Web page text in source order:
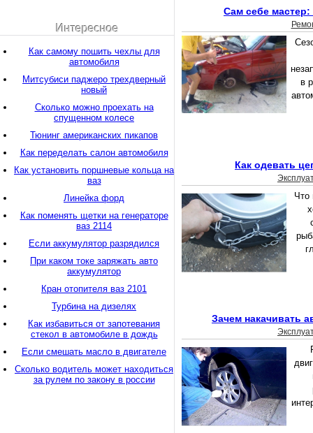
Сам себе мастер:
в
Как одевать
Что
Зачем накачивать
Интересное
Как самому пошить чехлы для
автомобиля
Митсубиси паджеро трехдверный
новый
Сколько можно проехать на
спущенном колесе
Тюнинг американских пикапов
Как переделать салон автомобиля
Как установить поршневые кольца на
ваз
Линейка форд
Как поменять щетки на генераторе
ваз 2114
Если аккумулятор разрядился
При каком токе заряжать авто
аккумулятор
Кран отопителя ваз 2101
Турбина на дизелях
Как избавиться от запотевания
стекол в автомобиле в дождь
Если смешать масло в двигателе
Сколько водитель может находиться
за рулем по закону в россии